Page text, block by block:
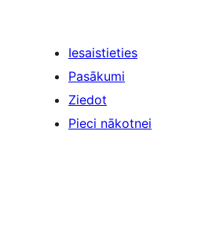
Iesaistieties
Pasākumi
Ziedot
Pieci nākotnei